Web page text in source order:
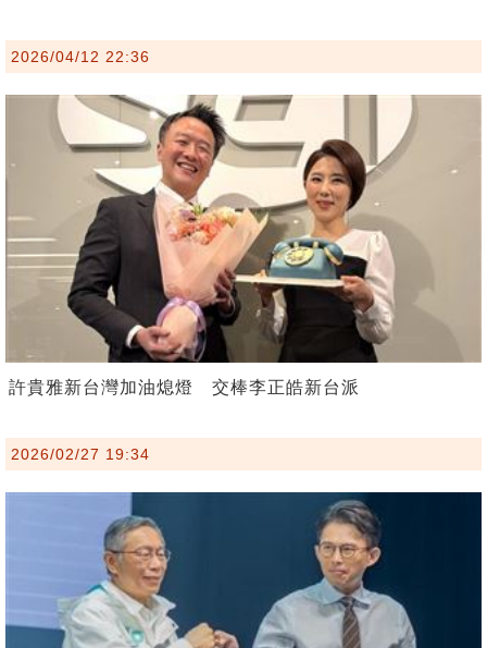
2026/04/12 22:36
許貴雅新台灣加油熄燈 交棒李正皓新台派
2026/02/27 19:34